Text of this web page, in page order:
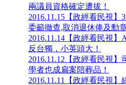
兩議員資格確定遭拔！
2016.11.15【政經看民視】
委籲徹查,取消退休俸及勳
2016.11.14【政經看民視
反台獨，小英頭大！
2016.11.12【政經看民視
學者也成扁案陪葬品！
2016.11.11【政經看民視